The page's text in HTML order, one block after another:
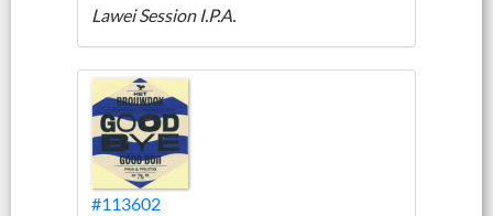
Lawei Session I.P.A.
#113602